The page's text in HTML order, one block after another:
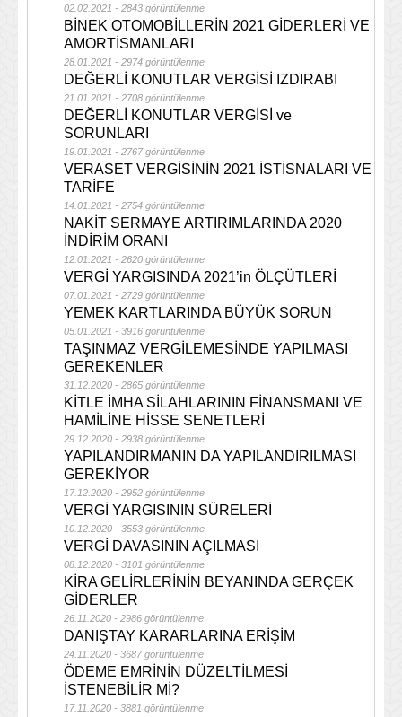
02.02.2021 - 2843 görüntülenme
BİNEK OTOMOBİLLERİN 2021 GİDERLERİ VE
AMORTİSMANLARI
28.01.2021 - 2974 görüntülenme
DEĞERLİ KONUTLAR VERGİSİ IZDIRABI
21.01.2021 - 2708 görüntülenme
DEĞERLİ KONUTLAR VERGİSİ ve
SORUNLARI
19.01.2021 - 2767 görüntülenme
VERASET VERGİSİNİN 2021 İSTİSNALARI VE
TARİFE
14.01.2021 - 2754 görüntülenme
NAKİT SERMAYE ARTIRIMLARINDA 2020
İNDİRİM ORANI
12.01.2021 - 2620 görüntülenme
VERGİ YARGISINDA 2021’in ÖLÇÜTLERİ
07.01.2021 - 2729 görüntülenme
YEMEK KARTLARINDA BÜYÜK SORUN
05.01.2021 - 3916 görüntülenme
TAŞINMAZ VERGİLEMESİNDE YAPILMASI
GEREKENLER
31.12.2020 - 2865 görüntülenme
KİTLE İMHA SİLAHLARININ FİNANSMANI VE
HAMİLİNE HİSSE SENETLERİ
29.12.2020 - 2938 görüntülenme
YAPILANDIRMANIN DA YAPILANDIRILMASI
GEREKİYOR
17.12.2020 - 2952 görüntülenme
VERGİ YARGISININ SÜRELERİ
10.12.2020 - 3553 görüntülenme
VERGİ DAVASININ AÇILMASI
08.12.2020 - 3101 görüntülenme
KİRA GELİRLERİNİN BEYANINDA GERÇEK
GİDERLER
26.11.2020 - 2986 görüntülenme
DANIŞTAY KARARLARINA ERİŞİM
24.11.2020 - 3687 görüntülenme
ÖDEME EMRİNİN DÜZELTİLMESİ
İSTENEBİLİR Mİ?
17.11.2020 - 3881 görüntülenme